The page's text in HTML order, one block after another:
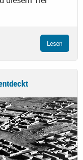
Lesen